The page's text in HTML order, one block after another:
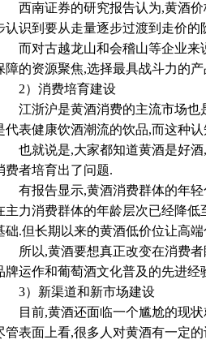
西南证券的研究报告认为,黄酒价
认识到要从走量逐步过渡到走价的
而对古越龙山和会稽山等企业来
障的资源聚焦,选择最具战斗力的
2）消费培育建设
江浙沪是黄酒消费的主流市场也
代表健康饮酒潮流的饮品,而这种
也就说是,大家都知道黄酒是好酒,
费者培育出了问题.
有报告显示,黄酒消费群体的年轻
主力消费群体的年龄层次已经降
础.但长期以来的黄酒低价位让高
所以,黄酒要想真正改变在消费者
牌运作和葡萄酒文化普及的先进经
3）新渠道和新市场建设
目前,黄酒还面临一个尴尬的现状
管表面上看,很多人对黄酒有一定